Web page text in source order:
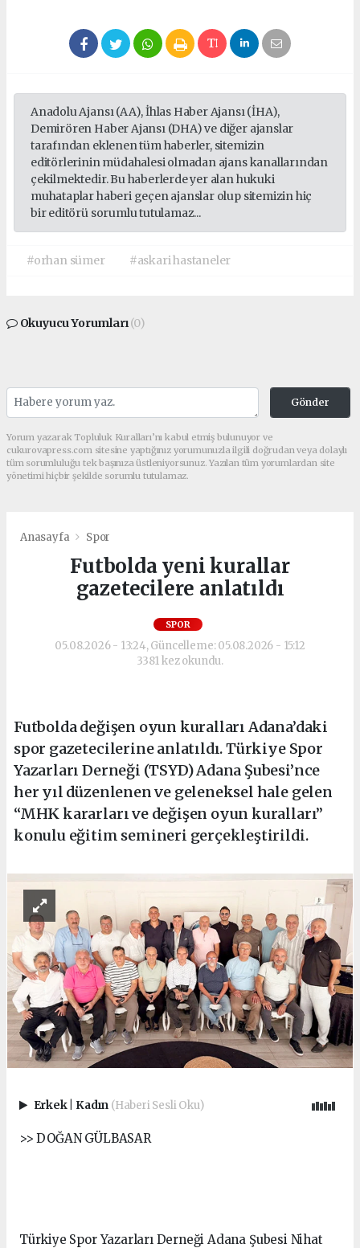
Anadolu Ajansı (AA), İhlas Haber Ajansı (İHA),
Demirören Haber Ajansı (DHA) ve diğer ajanslar
tarafından eklenen tüm haberler, sitemizin
editörlerinin müdahalesi olmadan ajans kanallarından
çekilmektedir. Bu haberlerde yer alan hukuki
muhataplar haberi geçen ajanslar olup sitemizin hiç
bir editörü sorumlu tutulamaz...
#orhan sümer #askari hastaneler
Okuyucu Yorumları(0)
Gönder
Yorum yazarak Topluluk Kuralları’nı kabul etmiş bulunuyor ve
cukurovapress.com sitesine yaptığınız yorumunuzla ilgili doğrudan veya dolaylı
tüm sorumluluğu tek başınıza üstleniyorsunuz. Yazılan tüm yorumlardan site
yönetimi hiçbir şekilde sorumlu tutulamaz.
Anasayfa Spor
Futbolda yeni kurallar
gazetecilere anlatıldı
SPOR
05.08.2026 - 13:24, Güncelleme: 05.08.2026 - 15:12
3381 kez okundu.
Futbolda değişen oyun kuralları Adana’daki
spor gazetecilerine anlatıldı. Türkiye Spor
Yazarları Derneği (TSYD) Adana Şubesi’nce
her yıl düzenlenen ve geleneksel hale gelen
“MHK kararları ve değişen oyun kuralları”
konulu eğitim semineri gerçekleştirildi.
Erkek Kadın (Haberi Sesli Oku)
>> DOĞAN GÜLBASAR
Türkiye Spor Yazarları Derneği Adana Şubesi Nihat